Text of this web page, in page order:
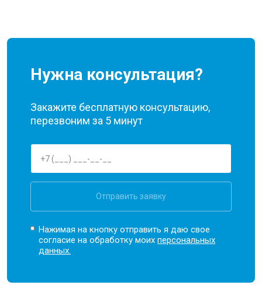
Нужна консультация?
Закажите бесплатную консультацию,
перезвоним за 5 минут
Отправить заявку
Нажимая на кнопку отправить я даю свое
согласие на обработку моихперсональных
данных.